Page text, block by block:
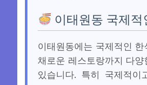
이태원동 국제적
이태원동에는 국제적인
채로운 레스토랑까지 다양
있습니다. 특히 국제적이